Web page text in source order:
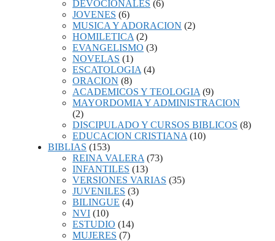
DEVOCIONALES (6)
JOVENES (6)
MUSICA Y ADORACION (2)
HOMILETICA (2)
EVANGELISMO (3)
NOVELAS (1)
ESCATOLOGIA (4)
ORACION (8)
ACADEMICOS Y TEOLOGIA (9)
MAYORDOMIA Y ADMINISTRACION
(2)
DISCIPULADO Y CURSOS BIBLICOS (8)
EDUCACION CRISTIANA (10)
BIBLIAS (153)
REINA VALERA (73)
INFANTILES (13)
VERSIONES VARIAS (35)
JUVENILES (3)
BILINGUE (4)
NVI (10)
ESTUDIO (14)
MUJERES (7)